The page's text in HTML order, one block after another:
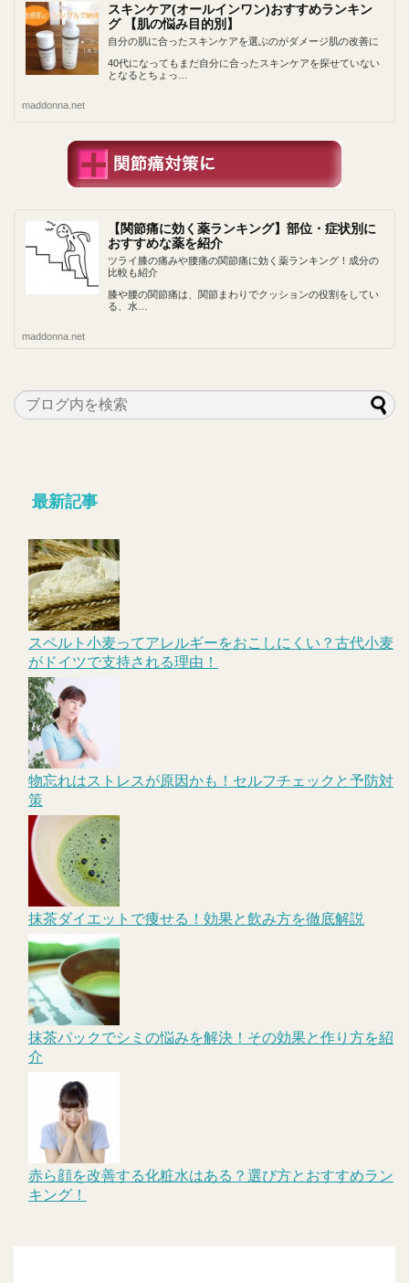
スキンケア(オールインワン)おすすめランキン
グ 【肌の悩み目的別】
自分の肌に合ったスキンケアを選ぶのがダメージ肌の改善に
40代になってもまだ自分に合ったスキンケアを探せていない
となるとちょっ…
maddonna.net
【関節痛に効く薬ランキング】部位・症状別に
おすすめな薬を紹介
ツライ膝の痛みや腰痛の関節痛に効く薬ランキング！成分の
比較も紹介
膝や腰の関節痛は、関節まわりでクッションの役割をしてい
る、水…
maddonna.net
最新記事
スペルト小麦ってアレルギーをおこしにくい？古代小麦
がドイツで支持される理由！
物忘れはストレスが原因かも！セルフチェックと予防対
策
抹茶ダイエットで痩せる！効果と飲み方を徹底解説
抹茶パックでシミの悩みを解決！その効果と作り方を紹
介
赤ら顔を改善する化粧水はある？選び方とおすすめラン
キング！